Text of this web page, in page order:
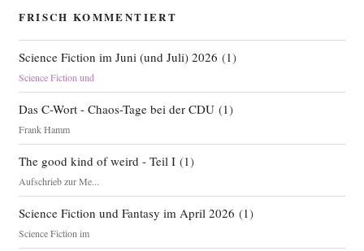
FRISCH KOMMENTIERT
Science Fiction im Juni (und Juli) 2026 (1)
Science Fiction und
Das C-Wort - Chaos-Tage bei der CDU(1)
Frank Hamm
The good kind of weird - Teil I(1)
Aufschrieb zur Me...
Science Fiction und Fantasy im April 2026 (1)
Science Fiction im